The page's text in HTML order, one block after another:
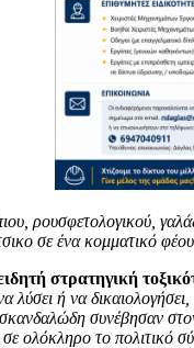
σε ένα κομματικό
στρατηγική
λύσει ή να
σκανδαλώδη
σε ολόκληρο το πολιτικό